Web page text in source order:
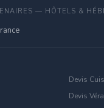
— HÔTELS &
Devis
Devis